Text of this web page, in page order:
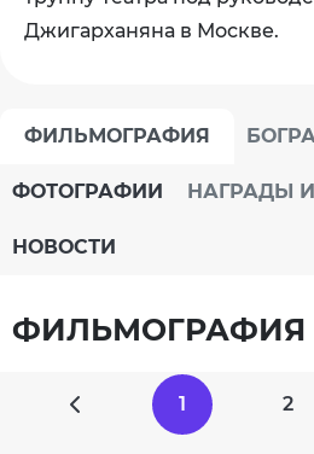
Джигарханяна в Москве.
ФИЛЬМОГРАФИЯ
ФОТОГРАФИИ НАГРАДЫ
НОВОСТИ
ФИЛЬМОГРАФИЯ
1 2